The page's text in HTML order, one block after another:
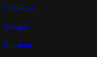
Подписки
Скидки
Корзина